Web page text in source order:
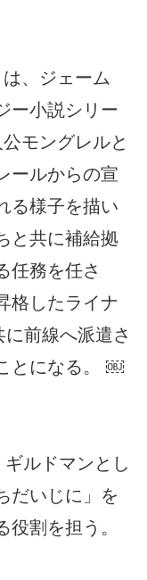
、ジェーム
ー小説シリー
モングレルと
ールからの宣
る様子を描い
と共に補給拠
任務を任さ
格したライナ
に前線へ派遣さ
とになる。 ￼
ルドマンとし
だいじに」を
割を担う。